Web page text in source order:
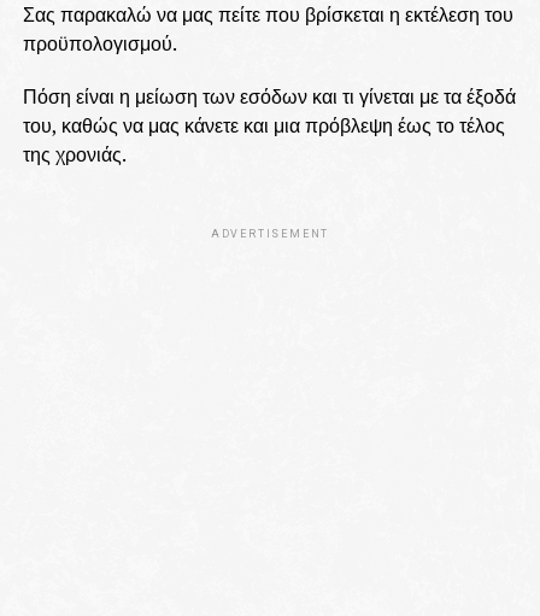
Σας παρακαλώ να μας πείτε που βρίσκεται η εκτέλεση του
προϋπολογισμού.
Πόση είναι η μείωση των εσόδων και τι γίνεται με τα έξοδά
του, καθώς να μας κάνετε και μια πρόβλεψη έως το τέλος
της χρονιάς.
ADVERTISEMENT